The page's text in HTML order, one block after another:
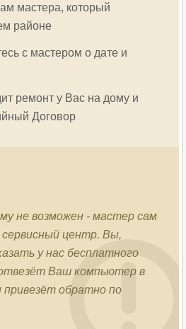
мастера, который
районе
с мастером о дате и
ремонт у Вас на дому и
Договор
не возможен - мастер сам
центр. Вы,
у нас бесплатного
Ваш компьютер в
привезёт обратно по